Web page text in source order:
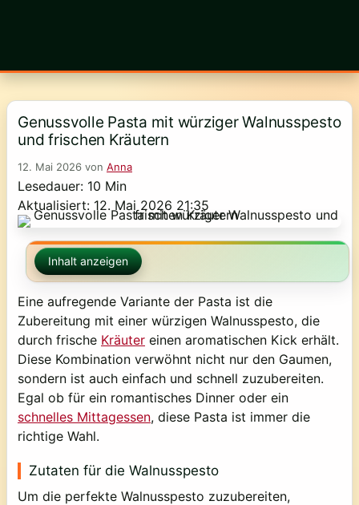
Genussvolle Pasta mit würziger Walnusspesto
und frischen Kräutern
12. Mai 2026 von Anna
Lesedauer: 10 Min
Aktualisiert: 12. Mai 2026 21:35
Inhalt anzeigen
Eine aufregende Variante der Pasta ist die
Zubereitung mit einer würzigen Walnusspesto, die
durch frische Kräuter einen aromatischen Kick erhält.
Diese Kombination verwöhnt nicht nur den Gaumen,
sondern ist auch einfach und schnell zuzubereiten.
Egal ob für ein romantisches Dinner oder ein
schnelles Mittagessen, diese Pasta ist immer die
richtige Wahl.
Zutaten für die Walnusspesto
Um die perfekte Walnusspesto zuzubereiten,